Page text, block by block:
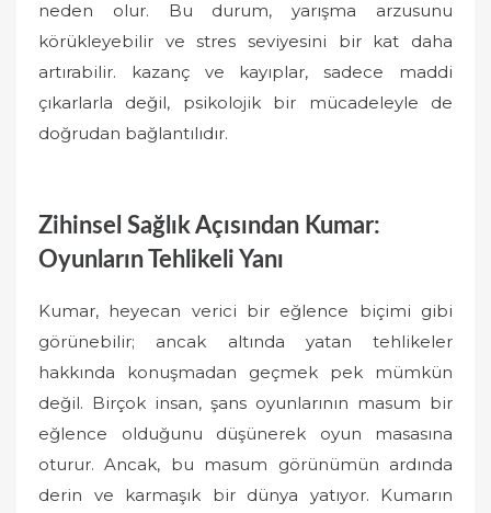
neden olur. Bu durum, yarışma arzusunu
körükleyebilir ve stres seviyesini bir kat daha
artırabilir. kazanç ve kayıplar, sadece maddi
çıkarlarla değil, psikolojik bir mücadeleyle de
doğrudan bağlantılıdır.
Zihinsel Sağlık Açısından Kumar:
Oyunların Tehlikeli Yanı
Kumar, heyecan verici bir eğlence biçimi gibi
görünebilir; ancak altında yatan tehlikeler
hakkında konuşmadan geçmek pek mümkün
değil. Birçok insan, şans oyunlarının masum bir
eğlence olduğunu düşünerek oyun masasına
oturur. Ancak, bu masum görünümün ardında
derin ve karmaşık bir dünya yatıyor. Kumarın